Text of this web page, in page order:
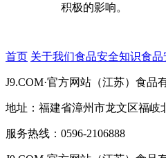
积极的影响。
首页 关于我们食品安全知识食品
J9.COM·官方网站（江苏）食品
地址：福建省漳州市龙文区福岐
服务热线：0596-2106888